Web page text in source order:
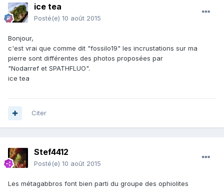
ice tea
Posté(e) 10 août 2015
Bonjour,
c'est vrai que comme dit "fossilo19" les incrustations sur ma
pierre sont différentes des photos proposées par
"Nodarref et SPATHFLUO".
ice tea
Citer
Stef4412
Posté(e) 10 août 2015
Les métagabbros font bien parti du groupe des ophiolites